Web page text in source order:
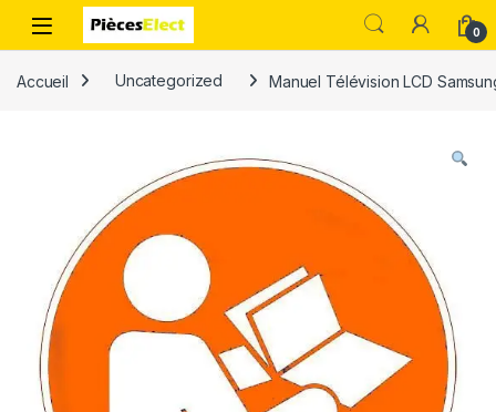
0
Accueil Uncategorized Manuel Télévision LCD